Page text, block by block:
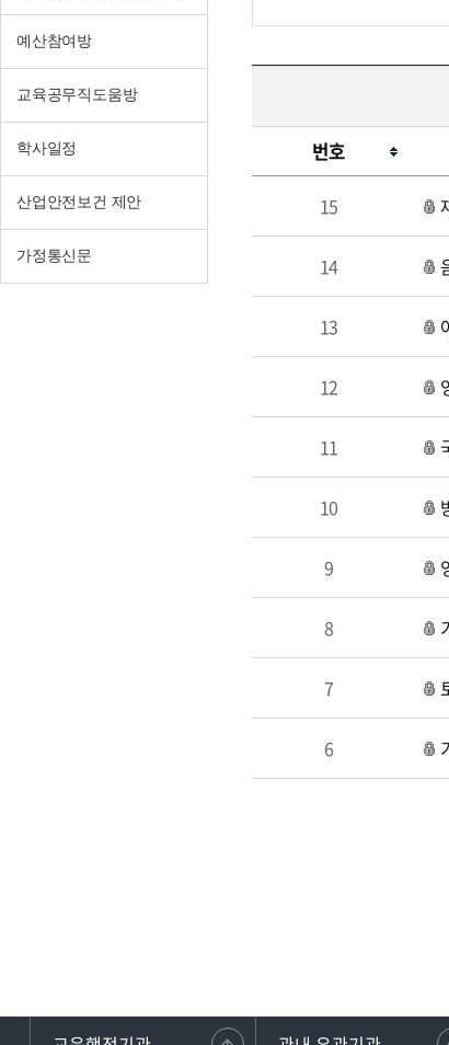
예산참여방
교육공무직도움방
학사일정
산업안전보건 제안
가정통신문
번호
15
14
13
12
11
10
9
8
7
6